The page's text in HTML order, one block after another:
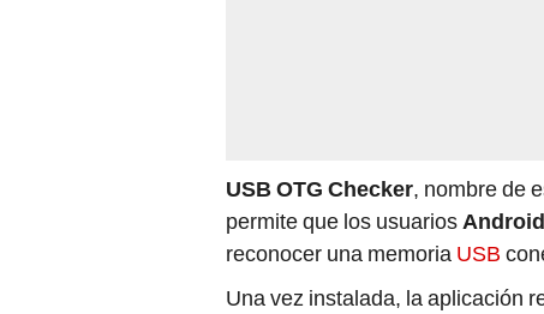
USB OTG Checker, nombre de
permite que los usuariosAndroid
reconocer una memoria USB
Una vez instalada, la aplicación